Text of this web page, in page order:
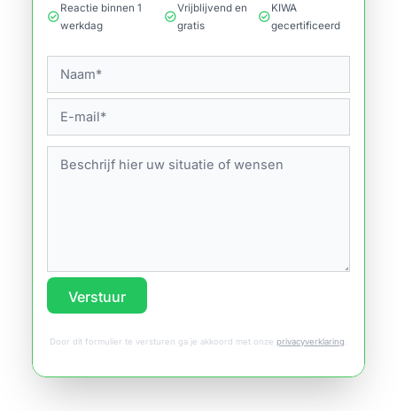
check_circle
Reactie binnen 1
werkdag
check_circle
Vrijblijvend en
gratis
check_circle
KIWA
gecertificeerd
Verstuur
Door dit formulier te versturen ga je akkoord met onze privacyverklaring